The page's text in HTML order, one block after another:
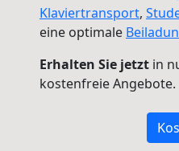
Klaviertransport,
eine optimale
Erhalten Sie jetzt in
kostenfreie Angebote.